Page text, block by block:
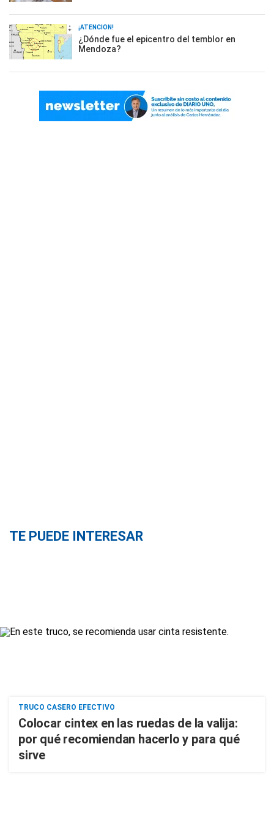
¡ATENCIÓN!
¿Dónde fue el epicentro del temblor en
Mendoza?
TE PUEDE INTERESAR
TRUCO CASERO EFECTIVO
Colocar cintex en las ruedas de la valija:
por qué recomiendan hacerlo y para qué
sirve